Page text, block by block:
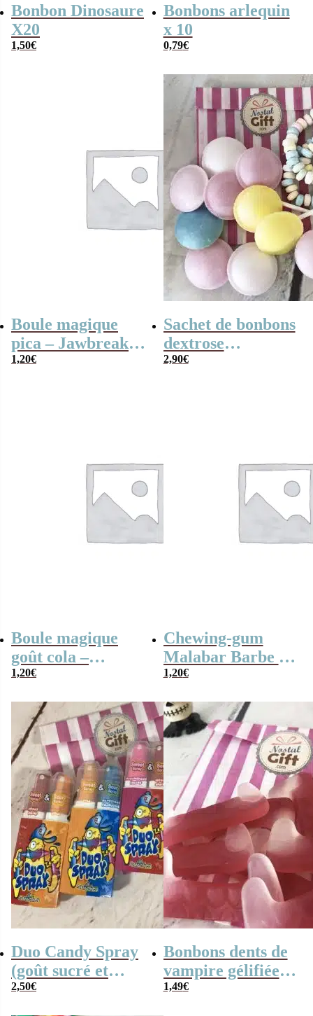
Bonbon Dinosaure
X20
1,50€
Bonbons arlequin
x 10
0,79€
Boule magique
pica – Jawbreaker
x3
1,20€
Sachet de bonbons
dextrose
(Assortiment avec
2,90€
Boule magique
goût cola –
Jawbreaker x3
1,20€
Chewing-gum
Malabar Barbe à
1,20€
Duo Candy Spray
(goût sucré et
acide)
2,50€
Bonbons dents de
vampire gélifiées
x10- Bonbons
1,49€